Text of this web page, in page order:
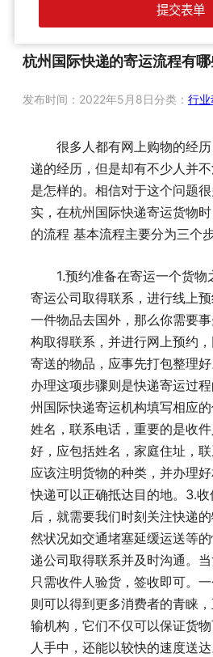
杭州国际快递的寄运流程有哪
发布时间： 2022年5月8日分类： 行
很多人都有网上购物的经
递的经历，但是却有不少人并
是怎样的。相信对于这个问题
实，在杭州国际快递寄运货物
的流程 基本流程主要分为三个步
1.预约准备在寄运一个货
寄运公司取得联系，进行线上
一件物品去国外，那么你需要
构取得联系，并进行网上预约
寄送的物品，应事先打包整理
办理这项步骤则是快递寄运过
州国际快递寄运机构填写相应
姓名，联系电话，重要的是收
好，应包括姓名，家庭住址，
应该注明货物的种类，并办理
快递可以正确抵达目的地。3.
后，就需要我们时刻关注快递
然状况如交通堵塞延缓运送等
递公司取得联系并及时沟通。
只需收件人验货，签收即可。
则可以得到更多消费者的青睐
输机构，它们不仅可以保证货
人手中，还能以较快的速度送达